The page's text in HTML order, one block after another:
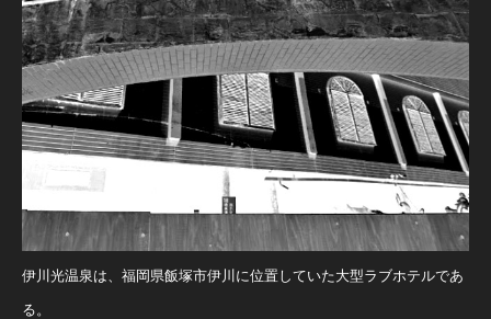
伊川光温泉は、福岡県飯塚市伊川に位置していた大型ラブホテルであ
る。